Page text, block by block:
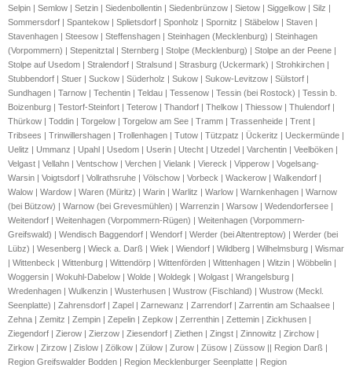
Selpin | Semlow | Setzin | Siedenbollentin | Siedenbrünzow | Sietow | Siggelkow | Silz |
Sommersdorf | Spantekow | Splietsdorf | Sponholz | Spornitz | Stäbelow | Staven |
Stavenhagen | Steesow | Steffenshagen | Steinhagen (Mecklenburg) | Steinhagen
(Vorpommern) | Stepenitztal | Sternberg | Stolpe (Mecklenburg) | Stolpe an der Peene |
Stolpe auf Usedom | Stralendorf | Stralsund | Strasburg (Uckermark) | Strohkirchen |
Stubbendorf | Stuer | Suckow | Süderholz | Sukow | Sukow-Levitzow | Sülstorf |
Sundhagen | Tarnow | Techentin | Teldau | Tessenow | Tessin (bei Rostock) | Tessin b.
Boizenburg | Testorf-Steinfort | Teterow | Thandorf | Thelkow | Thiessow | Thulendorf |
Thürkow | Toddin | Torgelow | Torgelow am See | Tramm | Trassenheide | Trent |
Tribsees | Trinwillershagen | Trollenhagen | Tutow | Tützpatz | Ückeritz | Ueckermünde |
Uelitz | Ummanz | Upahl | Usedom | Userin | Utecht | Utzedel | Varchentin | Veelböken |
Velgast | Vellahn | Ventschow | Verchen | Vielank | Viereck | Vipperow | Vogelsang-
Warsin | Voigtsdorf | Vollrathsruhe | Völschow | Vorbeck | Wackerow | Walkendorf |
Walow | Wardow | Waren (Müritz) | Warin | Warlitz | Warlow | Warnkenhagen | Warnow
(bei Bützow) | Warnow (bei Grevesmühlen) | Warrenzin | Warsow | Wedendorfersee |
Weitendorf | Weitenhagen (Vorpommern-Rügen) | Weitenhagen (Vorpommern-
Greifswald) | Wendisch Baggendorf | Wendorf | Werder (bei Altentreptow) | Werder (bei
Lübz) | Wesenberg | Wieck a. Darß | Wiek | Wiendorf | Wildberg | Wilhelmsburg | Wismar
| Wittenbeck | Wittenburg | Wittendörp | Wittenförden | Wittenhagen | Witzin | Wöbbelin |
Woggersin | Wokuhl-Dabelow | Wolde | Woldegk | Wolgast | Wrangelsburg |
Wredenhagen | Wulkenzin | Wusterhusen | Wustrow (Fischland) | Wustrow (Meckl.
Seenplatte) | Zahrensdorf | Zapel | Zarnewanz | Zarrendorf | Zarrentin am Schaalsee |
Zehna | Zemitz | Zempin | Zepelin | Zepkow | Zerrenthin | Zettemin | Zickhusen |
Ziegendorf | Zierow | Zierzow | Ziesendorf | Ziethen | Zingst | Zinnowitz | Zirchow |
Zirkow | Zirzow | Zislow | Zölkow | Zülow | Zurow | Züsow | Züssow || Region Darß |
Region Greifswalder Bodden | Region Mecklenburger Seenplatte | Region